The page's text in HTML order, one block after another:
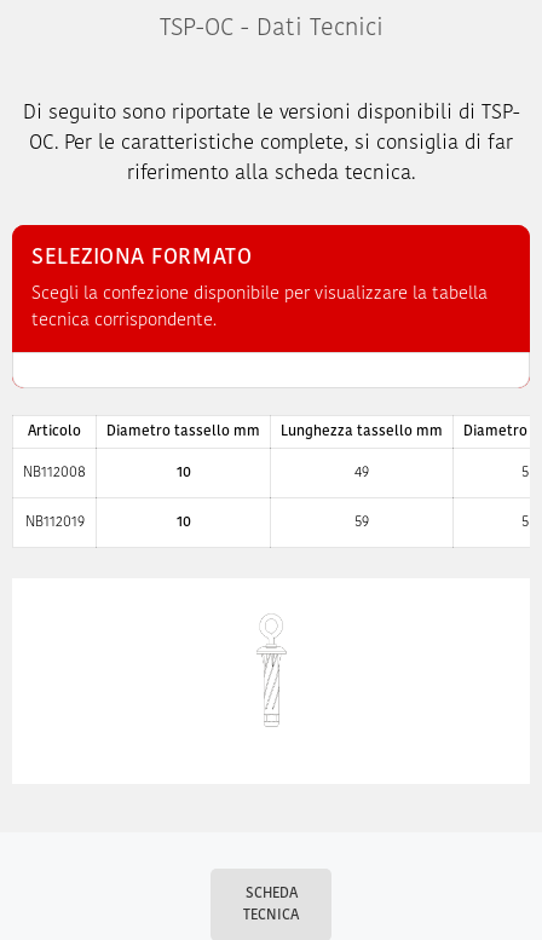
TSP-OC - Dati Tecnici
Di seguito sono riportate le versioni disponibili di TSP-
OC. Per le caratteristiche complete, si consiglia di far
riferimento alla scheda tecnica.
SELEZIONA FORMATO
Scegli la confezione disponibile per visualizzare la tabella
tecnica corrispondente.
Articolo Diametro tassello mm Lunghezza tassello mm Diametro
NB112008 10 49 5
NB112019 10 59 5
SCHEDA
TECNICA